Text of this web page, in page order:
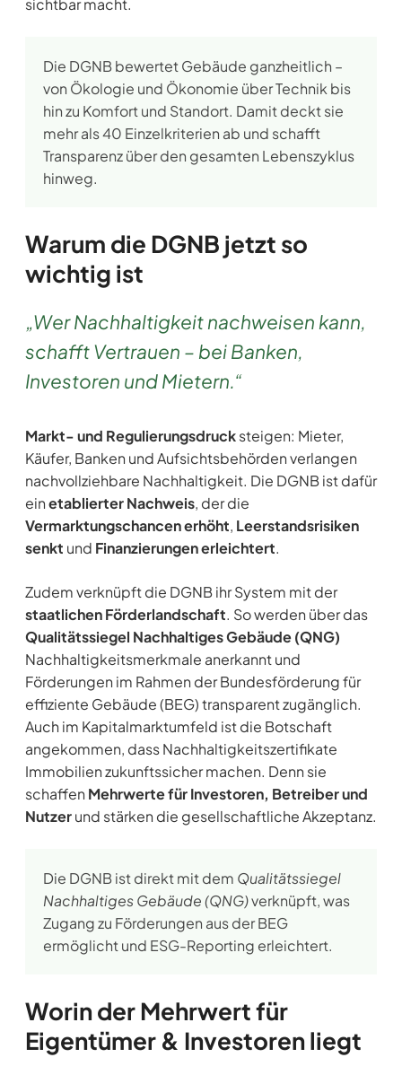
sichtbar macht.
Die DGNB bewertet Gebäude ganzheitlich –
von Ökologie und Ökonomie über Technik bis
hin zu Komfort und Standort. Damit deckt sie
mehr als 40 Einzelkriterien ab und schafft
Transparenz über den gesamten Lebenszyklus
hinweg.
Warum die DGNB jetzt so
wichtig ist
„Wer Nachhaltigkeit nachweisen kann,
schafft Vertrauen – bei Banken,
Investoren und Mietern.“
Markt- und Regulierungsdrucksteigen: Mieter,
Käufer, Banken und Aufsichtsbehörden verlangen
nachvollziehbare Nachhaltigkeit. Die DGNB ist dafür
einetablierter Nachweis, der die
Vermarktungschancen erhöht, Leerstandsrisiken
senkt und Finanzierungen erleichtert.
Zudem verknüpft die DGNB ihr System mit der
staatlichen Förderlandschaft. So werden über das
Qualitätssiegel Nachhaltiges Gebäude (QNG)
Nachhaltigkeitsmerkmale anerkannt und
Förderungen im Rahmen der Bundesförderung für
effiziente Gebäude (BEG) transparent zugänglich.
Auch im Kapitalmarktumfeld ist die Botschaft
angekommen, dass Nachhaltigkeitszertifikate
Immobilien zukunftssicher machen. Denn sie
schaffen Mehrwerte für Investoren, Betreiber und
Nutzerund stärken die gesellschaftliche Akzeptanz.
Die DGNB ist direkt mit dem Qualitätssiegel
Nachhaltiges Gebäude (QNG)verknüpft, was
Zugang zu Förderungen aus der BEG
ermöglicht und ESG-Reporting erleichtert.
Worin der Mehrwert für
Eigentümer & Investoren liegt